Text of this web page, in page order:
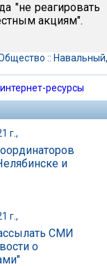
"не реагировать
акциям".
:: Навальный,
ресурсы
г.,
и
г.,
СМИ
о